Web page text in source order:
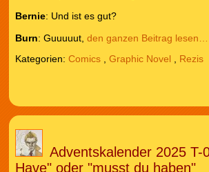
Bernie: Und ist es gut?
Burn: Guuuuut, den ganzen Beitrag lesen…
Kategorien: Comics, Graphic Novel , Rezis
Adventskalender 2025 T-
Have" oder "musst du haben"